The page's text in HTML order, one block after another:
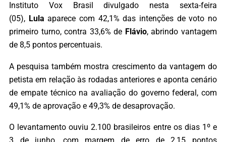
Instituto Vox Brasil divulgado nesta sexta-feira
(05), Lula aparece com 42,1% das intenções de voto no
primeiro turno, contra 33,6% de Flávio, abrindo vantagem
de 8,5 pontos percentuais.
A pesquisa também mostra crescimento da vantagem do
petista em relação às rodadas anteriores e aponta cenário
de empate técnico na avaliação do governo federal, com
49,1% de aprovação e 49,3% de desaprovação.
O levantamento ouviu 2.100 brasileiros entre os dias 1º e